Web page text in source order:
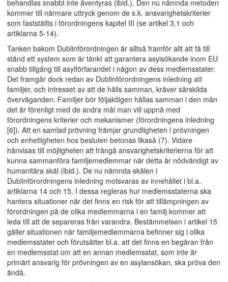
behandlas snabbt inte äventyras (ibid.). Den nu nämnda metoden
kommer till närmare uttryck genom de s.k. ansvarighetskriterier
som fastställts i förordningens kapitel III (se artikel 3.1 och
artiklarna 5-14).
Tanken bakom Dublinförordningen är alltså framför allt att få till
stånd ett system som är tänkt att garantera asylsökande inom EU
snabb tillgång till asylförfarandet i någon av dess medlemsstater.
Det framgår dock redan av Dublinförordningens inledning att
familjer, och intresset av att de hålls samman, kräver särskilda
överväganden. Familjer bör följaktligen hållas samman i den mån
det är förenligt med de andra mål man vill uppnå med
förordningens kriterier och mekanismer (förordningens inledning
[6]). Att en samlad prövning främjar grundligheten i prövningen
och enhetligheten hos besluten betonas likaså (7). Vidare
hänvisas till möjligheten att frångå ansvarighetskriterierna för att
kunna sammanföra familjemedlemmar när detta är nödvändigt av
humanitära skäl (ibid.). De nu nämnda skälen i
Dublinförordningens inledning motsvaras av innehållet i bl.a.
artiklarna 14 och 15. I dessa regleras hur medlemsstaterna ska
hantera situationer när det finns en risk för att tillämpningen av
förordningen på de olika medlemmarna i en familj kommer att
leda till att de separeras från varandra. Bestämmelsen i artikel 15
gäller situationen när familjemedlemmarna befinner sig i olika
medlemsstater och förutsätter bl.a. att det finns en begäran från
en medlemsstat om att en annan medlemsstat, som inte är
primärt ansvarig för prövningen av en asylansökan, ska pröva den
ändå.